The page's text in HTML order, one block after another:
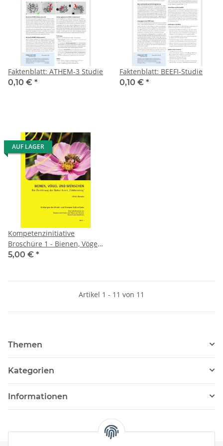
Faktenblatt: ATHEM-3 Studie
0,10 € *
Faktenblatt: BEEFI-Studie
0,10 € *
AUF LAGER
Kompetenzinitiative
Broschüre 1 - Bienen, Vögel
und Menschen (48S. A4)
5,00 € *
Artikel 1 - 11 von 11
Themen
Kategorien
Informationen